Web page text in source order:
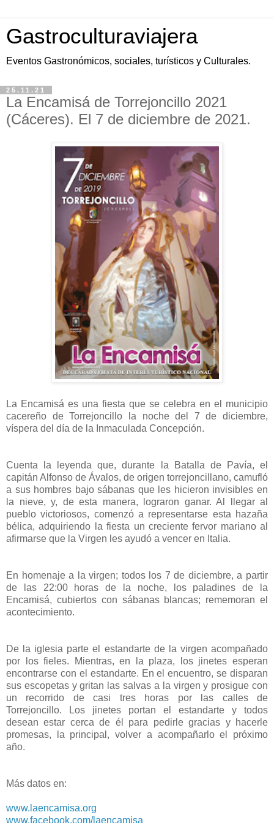
Gastroculturaviajera
Eventos Gastronómicos, sociales, turísticos y Culturales.
25.11.21
La Encamisá de Torrejoncillo 2021
(Cáceres). El 7 de diciembre de 2021.
La Encamisá es una fiesta que se celebra en el municipio
cacereño de Torrejoncillo la noche del 7 de diciembre,
víspera del día de la Inmaculada Concepción.
Cuenta la leyenda que, durante la Batalla de Pavía, el
capitán Alfonso de Ávalos, de origen torrejoncillano, camufló
a sus hombres bajo sábanas que les hicieron invisibles en
la nieve, y, de esta manera, lograron ganar. Al llegar al
pueblo victoriosos, comenzó a representarse esta hazaña
bélica, adquiriendo la fiesta un creciente fervor mariano al
afirmarse que la Virgen les ayudó a vencer en Italia.
En homenaje a la virgen; todos los 7 de diciembre, a partir
de las 22:00 horas de la noche, los paladines de la
Encamisá, cubiertos con sábanas blancas; rememoran el
acontecimiento.
De la iglesia parte el estandarte de la virgen acompañado
por los fieles. Mientras, en la plaza, los jinetes esperan
encontrarse con el estandarte. En el encuentro, se disparan
sus escopetas y gritan las salvas a la virgen y prosigue con
un recorrido de casi tres horas por las calles de
Torrejoncillo. Los jinetes portan el estandarte y todos
desean estar cerca de él para pedirle gracias y hacerle
promesas, la principal, volver a acompañarlo el próximo
año.
Más datos en:
www.laencamisa.org
www.facebook.com/laencamisa